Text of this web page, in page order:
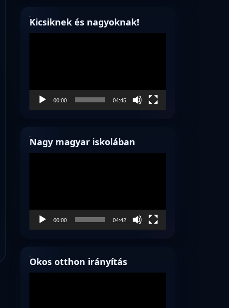
Kicsiknek és nagyoknak!
00:00 04:45
Nagy magyar iskolában
00:00 04:42
Okos otthon irányítás